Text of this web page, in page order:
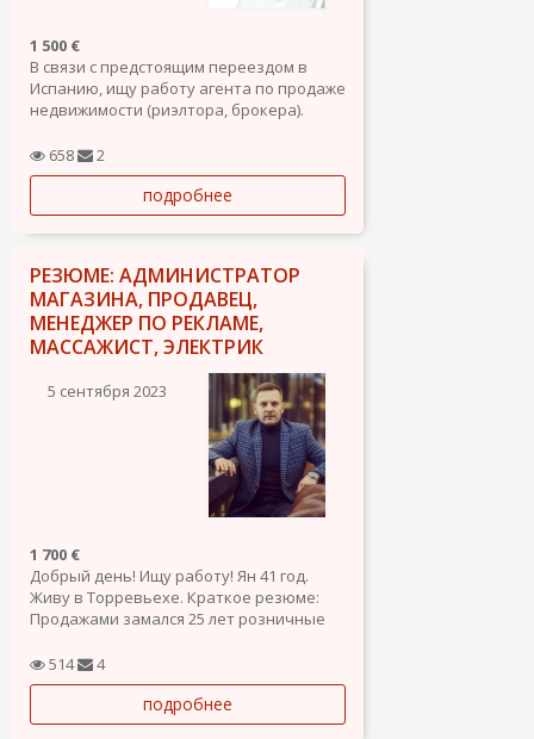
1 500 €
В связи с предстоящим переездом в
Испанию, ищу работу агента по продаже
недвижимости (риэлтора, брокера).
время работаю брокером в агентстве
недвижимости в г. Аланья Республики
Турция. Работа с холодными и горячими
лидами, работа в CRM Bitrix,...
658 2
подробнее
РЕЗЮМЕ: АДМИНИСТРАТОР
МАГАЗИНА, ПРОДАВЕЦ,
МЕНЕДЖЕР ПО РЕКЛАМЕ,
МАССАЖИСТ, ЭЛЕКТРИК
5 сентября 2023
1 700 €
Добрый день! Ищу работу! Ян 41 год.
Живу в Торревьехе. Краткое резюме:
Продажами замался 25 лет розничные
была своя компания по продаже
светотехники 7 лет. После около 5 лет
занимался Ремонтом стиральных и
посудомоечных машин, сборкой...
514 4
подробнее